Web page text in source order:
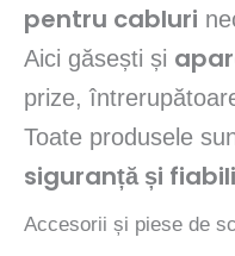
pentru cabluri
Aici găsești și
prize,
Toate produsele
siguranță și
Accesorii și piese de